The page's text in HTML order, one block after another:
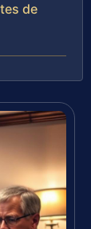
de